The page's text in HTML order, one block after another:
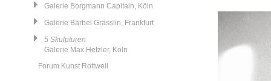
Galerie Borgmann Capitain, Köln
Galerie Bärbel Grässlin, Frankfurt
5 Skulpturen
Galerie Max Hetzler, Köln
Forum Kunst Rottweil